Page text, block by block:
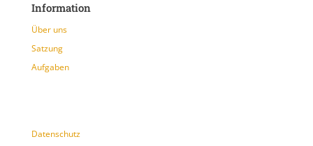
Information
Über uns
Satzung
Aufgaben
Datenschutz